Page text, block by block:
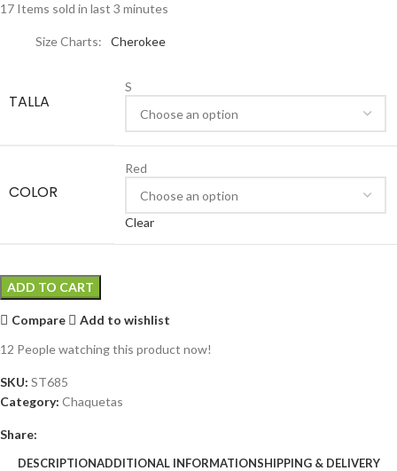
17 Items sold in last 3 minutes
Size Charts Cherokee
TALLA
S
COLOR
Red
Clear
ADD TO CART
Compare
Add to wishlist
12 People watching this product now!
SKU: ST685
Category: Chaquetas
Share:
DESCRIPTIONADDITIONAL INFORMATIONSHIPPING & DELIVERY